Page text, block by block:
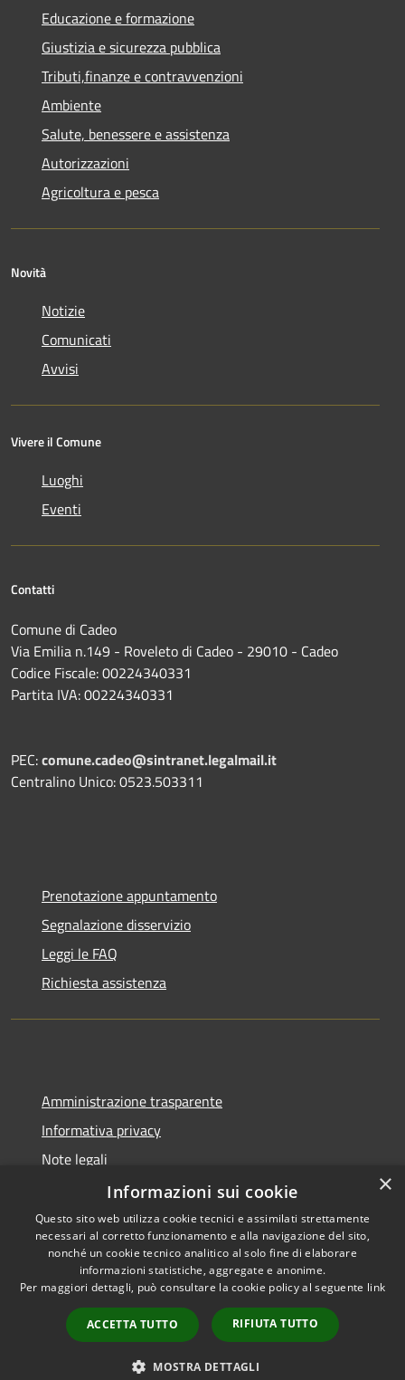
Educazione e formazione
Giustizia e sicurezza pubblica
Tributi,finanze e contravvenzioni
Ambiente
Salute, benessere e assistenza
Autorizzazioni
Agricoltura e pesca
Novità
Notizie
Comunicati
Avvisi
Vivere il Comune
Luoghi
Eventi
Contatti
Comune di Cadeo
Via Emilia n.149 - Roveleto di Cadeo - 29010 - Cadeo
Codice Fiscale: 00224340331
Partita IVA: 00224340331
PEC:comune.cadeo@sintranet.legalmail.it
Centralino Unico: 0523.503311
Prenotazione appuntamento
Segnalazione disservizio
Leggi le FAQ
Richiesta assistenza
Amministrazione trasparente
Informativa privacy
Note legali
Dichiarazione di accessibilità
RSS
Accessibilità
Copyright © 2026 • Comune di
Municipium•
Accesso
redazione
×
Informazioni sui cookie
Questo sito web utilizza cookie tecnici e assimilati strettamente
necessari al corretto funzionamento e alla navigazione del sito,
nonché un cookie tecnico analitico al solo fine di elaborare
informazioni statistiche, aggregate e anonime.
Per maggiori dettagli, può consultare la cookie policy al seguente link
ACCETTA TUTTO RIFIUTA TUTTO
MOSTRA DETTAGLI